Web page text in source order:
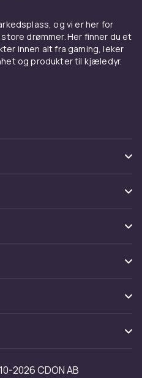
og vi er her for
drømmer. Her finner du et
innen alt fra gaming, leker
og produkter til kjæledyr.
2026 CDON AB